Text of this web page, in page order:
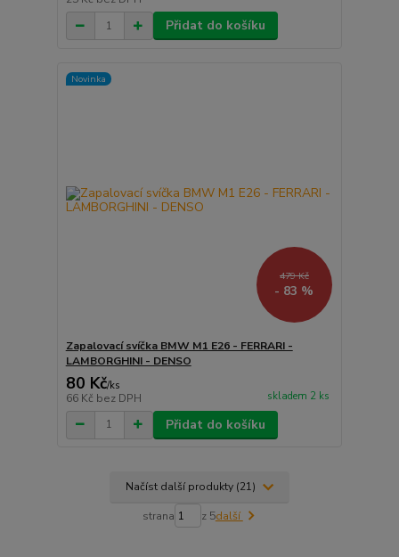
Přidat do košíku
Novinka
479 Kč
- 83 %
Zapalovací svíčka BMW M1 E26 - FERRARI -
LAMBORGHINI - DENSO
80 Kč/ks
66 Kč bez DPH skladem 2 ks
Přidat do košíku
Načíst další produkty (21)
strana z 5další